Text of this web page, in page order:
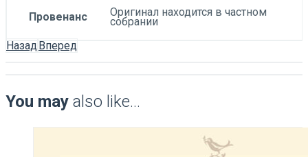
Провенанс Оригинал находится в частном
собрании
Назад Вперед
You may also like…